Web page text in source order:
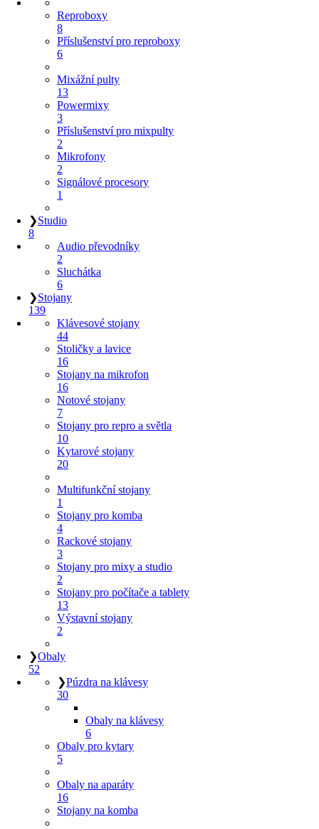
Reproboxy
8
Příslušenství pro reproboxy
6
Mixážní pulty
13
Powermixy
3
Příslušenství pro mixpulty
2
Mikrofony
2
Signálové procesory
1
❯Studio
8
Audio převodníky
2
Sluchátka
6
❯Stojany
139
Klávesové stojany
44
Stoličky a lavice
16
Stojany na mikrofon
16
Notové stojany
7
Stojany pro repro a světla
10
Kytarové stojany
20
Multifunkční stojany
1
Stojany pro komba
4
Rackové stojany
3
Stojany pro mixy a studio
2
Stojany pro počítače a tablety
13
Výstavní stojany
2
❯Obaly
52
❯Púzdra na klávesy
30
Obaly na klávesy
6
Obaly pro kytary
5
Obaly na aparáty
16
Stojany na komba